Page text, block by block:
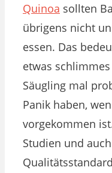
Quinoa sollten
übrigens nicht
essen. Das
etwas
Säugling mal
Panik haben,
vorgekommen
Studien und